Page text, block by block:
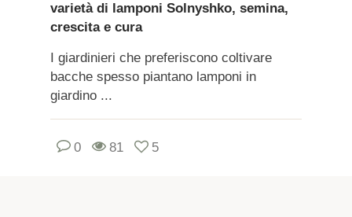
varietà di lamponi Solnyshko, semina,
crescita e cura
I giardinieri che preferiscono coltivare
bacche spesso piantano lamponi in
giardino ...
0 81 5